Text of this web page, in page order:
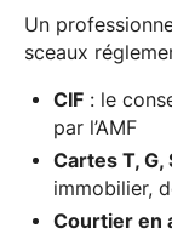
Un
sceaux
CIF: le
par l’AMF
Cartes T, G,
immobilier,
Courtier en